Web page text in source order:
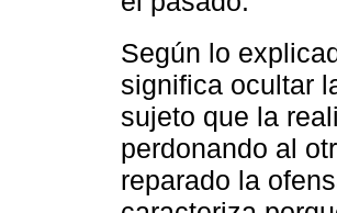
Según lo
significa ocultar
sujeto que la
perdonando al
reparado la